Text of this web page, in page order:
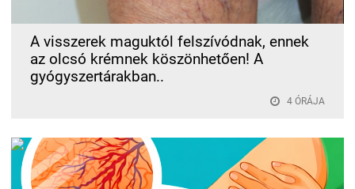
A visszerek maguktól felszívódnak, ennek
az olcsó krémnek köszönhetően! A
gyógyszertárakban..
4 ÓRÁJA